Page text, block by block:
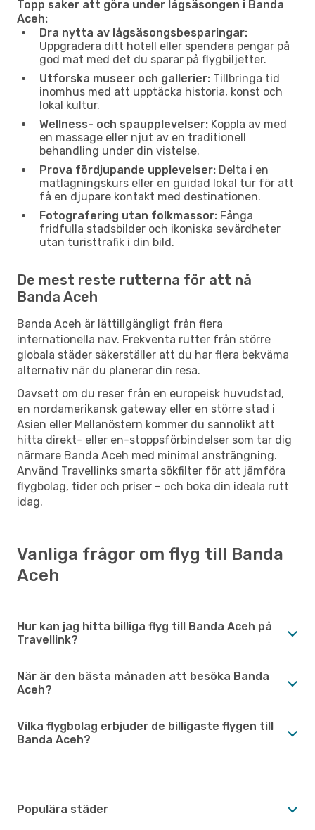
Topp saker att göra under lågsäsongen i Banda
Aceh:
Dra nytta av lågsäsongsbesparingar:
Uppgradera ditt hotell eller spendera pengar på
god mat med det du sparar på flygbiljetter.
Utforska museer och gallerier: Tillbringa tid
inomhus med att upptäcka historia, konst och
lokal kultur.
Wellness- och spaupplevelser: Koppla av med
en massage eller njut av en traditionell
behandling under din vistelse.
Prova fördjupande upplevelser: Delta i en
matlagningskurs eller en guidad lokal tur för att
få en djupare kontakt med destinationen.
Fotografering utan folkmassor: Fånga
fridfulla stadsbilder och ikoniska sevärdheter
utan turisttrafik i din bild.
De mest reste rutterna för att nå
Banda Aceh
Banda Aceh är lättillgängligt från flera
internationella nav. Frekventa rutter från större
globala städer säkerställer att du har flera bekväma
alternativ när du planerar din resa.
Oavsett om du reser från en europeisk huvudstad,
en nordamerikansk gateway eller en större stad i
Asien eller Mellanöstern kommer du sannolikt att
hitta direkt- eller en-stoppsförbindelser som tar dig
närmare Banda Aceh med minimal ansträngning.
Använd Travellinks smarta sökfilter för att jämföra
flygbolag, tider och priser – och boka din ideala rutt
idag.
Vanliga frågor om flyg till Banda
Aceh
Hur kan jag hitta billiga flyg till Banda Aceh på
Travellink?
När är den bästa månaden att besöka Banda
Aceh?
Vilka flygbolag erbjuder de billigaste flygen till
Banda Aceh?
Populära städer